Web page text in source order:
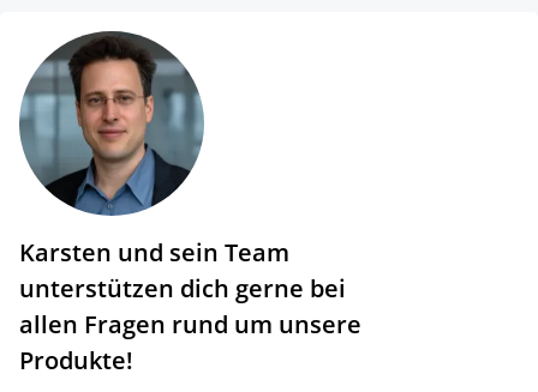
Karsten und sein Team
unterstützen dich gerne bei
allen Fragen rund um unsere
Produkte!